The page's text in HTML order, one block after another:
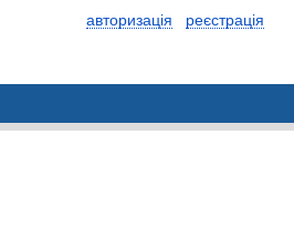
авторизація реєстрація